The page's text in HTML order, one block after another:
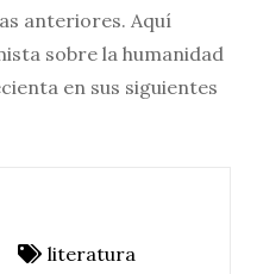
anteriores. Aquí
sobre la humanidad
en sus siguientes
literatura